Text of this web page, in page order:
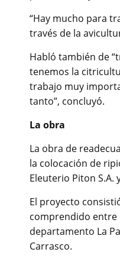
“Hay mucho para
través de la
Habló también de
tenemos la
trabajo muy
tanto”, concluyó.
La obra
La obra de
la colocación de
Eleuterio Piton
El proyecto
comprendido entre
departamento La
Carrasco.